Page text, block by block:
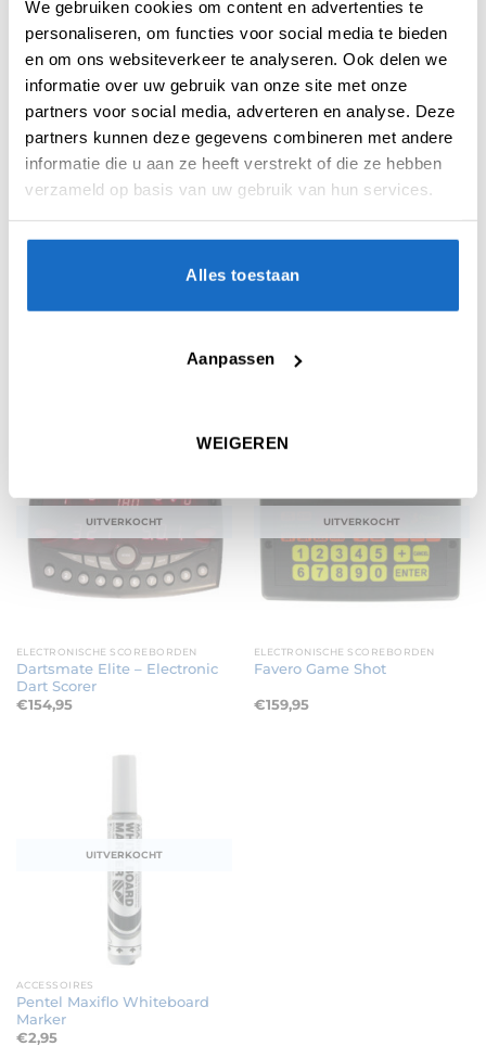
We gebruiken cookies om content en advertenties te
personaliseren, om functies voor social media te bieden
en om ons websiteverkeer te analyseren. Ook delen we
informatie over uw gebruik van onze site met onze
partners voor social media, adverteren en analyse. Deze
partners kunnen deze gegevens combineren met andere
informatie die u aan ze heeft verstrekt of die ze hebben
verzameld op basis van uw gebruik van hun services.
Alles toestaan
Aanpassen
WEIGEREN
incl. 2 Markers
€6,95
€7,95
UITVERKOCHT UITVERKOCHT
Electronic Dart Scorer
109,95
UITVERKOCHT
ELECTRONISCHE SCOREBORDEN
Dartsmate Elite – Electronic
Dart Scorer
€154,95
UITVERKOCHT
ELECTRONISCHE SCOREBORDEN
Favero Game Shot
€159,95
UITVERKOCHT
ACCESSOIRES
Pentel Maxiflo Whiteboard
Marker
€2,95